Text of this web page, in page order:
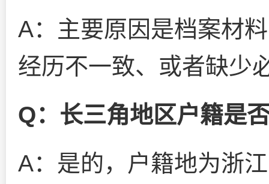
A：主要原因是档案材
经历不一致、或者缺少
Q：长三角地区户籍是
A：是的，户籍地为浙